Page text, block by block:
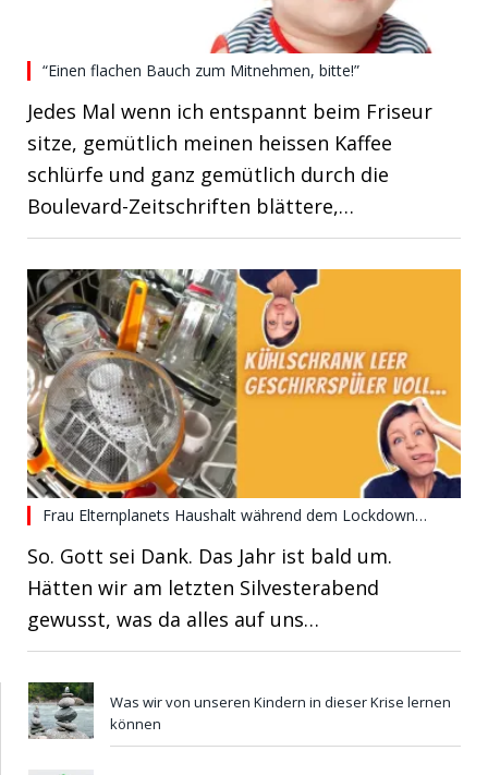
“Einen flachen Bauch zum Mitnehmen, bitte!”
Jedes Mal wenn ich entspannt beim Friseur
sitze, gemütlich meinen heissen Kaffee
schlürfe und ganz gemütlich durch die
Boulevard-Zeitschriften blättere,…
Frau Elternplanets Haushalt während dem Lockdown…
So. Gott sei Dank. Das Jahr ist bald um.
Hätten wir am letzten Silvesterabend
gewusst, was da alles auf uns…
Was wir von unseren Kindern in dieser Krise lernen
können